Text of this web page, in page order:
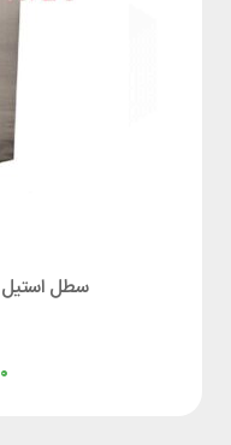
سطل استیل